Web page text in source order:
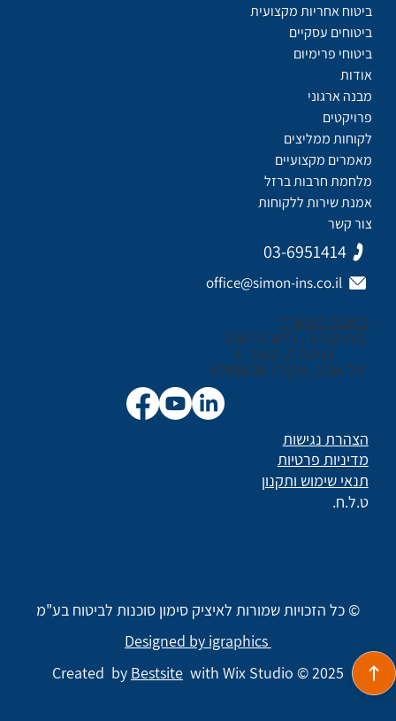
כתובת המשרד:
בית קנדה , רחוב נירים 3
כניסה C, קומה 3
תל אביב, מיקוד: 6706038
03-6951414
office@simon-ins.co.il
הצהרת נגישות
תנאי שימוש ותקנון
מדיניות פרטיות
ט.ל.ח.
אודות
מבנה ארגוני
פרויקטים
לקוחות ממליצים
מאמרים מקצועיים
מלחמת חרבות ברזל
אמנת שירות ללקוחות
צור קשר
ביטוח אחריות מקצועית
ביטוחים עסקיים
ביטוחי פרימיום
Created by Bestsite with Wix Studio © 2025
Designed by igraphics
© כל הזכויות שמורות לאיציק סימון סוכנות לביטוח בע"מ